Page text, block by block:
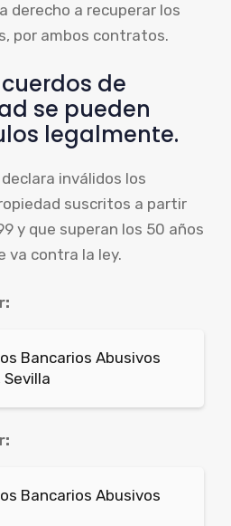
derecho a recuperar los
por ambos contratos.
de
se pueden
legalmente.
inválidos los
suscritos a partir
y que superan los 50 años
va contra la ley.
Bancarios Abusivos
Sevilla
Bancarios Abusivos